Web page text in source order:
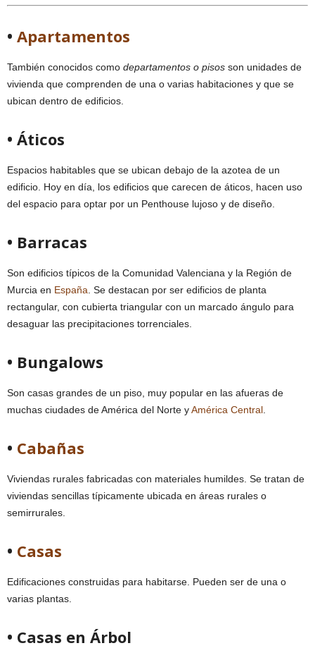
• Apartamentos
También conocidos como departamentos o pisos son unidades de
vivienda que comprenden de una o varias habitaciones y que se
ubican dentro de edificios.
• Áticos
Espacios habitables que se ubican debajo de la azotea de un
edificio. Hoy en día, los edificios que carecen de áticos, hacen uso
del espacio para optar por un Penthouse lujoso y de diseño.
• Barracas
Son edificios típicos de la Comunidad Valenciana y la Región de
Murcia en España . Se destacan por ser edificios de planta
rectangular, con cubierta triangular con un marcado ángulo para
desaguar las precipitaciones torrenciales.
• Bungalows
Son casas grandes de un piso, muy popular en las afueras de
muchas ciudades de América del Norte yAmérica Central
• Cabañas
Viviendas rurales fabricadas con materiales humildes. Se tratan de
viviendas sencillas típicamente ubicada en áreas rurales o
semirrurales.
• Casas
Edificaciones construidas para habitarse. Pueden ser de una o
varias plantas.
• Casas en Árbol